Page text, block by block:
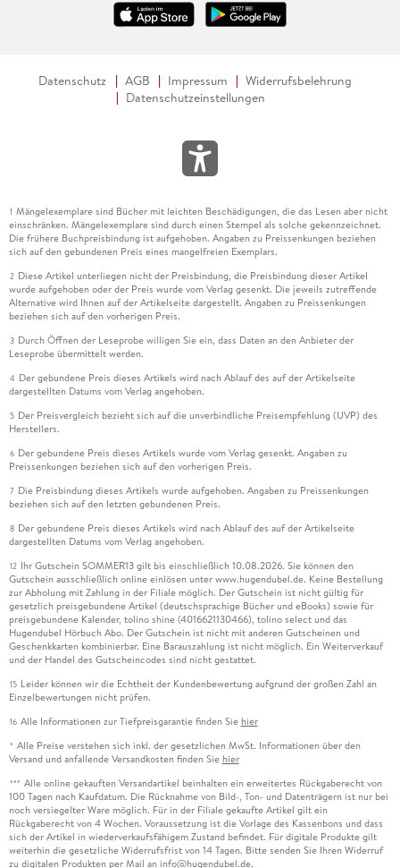
Datenschutz AGB Impressum
Widerrufsbelehrung
Datenschutzeinstellungen
1 Mängelexemplare sind Bücher mit leichten Beschädigungen, die das Lesen aber nicht
einschränken. Mängelexemplare sind durch einen Stempel als solche gekennzeichnet.
Die frühere Buchpreisbindung ist aufgehoben. Angaben zu Preissenkungen beziehen
sich auf den gebundenen Preis eines mangelfreien Exemplars.
2 Diese Artikel unterliegen nicht der Preisbindung, die Preisbindung dieser Artikel
wurde aufgehoben oder der Preis wurde vom Verlag gesenkt. Die jeweils zutreffende
Alternative wird Ihnen auf der Artikelseite dargestellt. Angaben zu Preissenkungen
beziehen sich auf den vorherigen Preis.
3 Durch Öffnen der Leseprobe willigen Sie ein, dass Daten an den Anbieter der
Leseprobe übermittelt werden.
4 Der gebundene Preis dieses Artikels wird nach Ablauf des auf der Artikelseite
dargestellten Datums vom Verlag angehoben.
5 Der Preisvergleich bezieht sich auf die unverbindliche Preisempfehlung (UVP) des
Herstellers.
6 Der gebundene Preis dieses Artikels wurde vom Verlag gesenkt. Angaben zu
Preissenkungen beziehen sich auf den vorherigen Preis.
7 Die Preisbindung dieses Artikels wurde aufgehoben. Angaben zu Preissenkungen
beziehen sich auf den letzten gebundenen Preis.
8 Der gebundene Preis dieses Artikels wird nach Ablauf des auf der Artikelseite
dargestellten Datums vom Verlag angehoben.
12 Ihr Gutschein SOMMER13 gilt bis einschließlich 10.08.2026. Sie können den
Gutschein ausschließlich online einlösen unter www.hugendubel.de. Keine Bestellung
zur Abholung mit Zahlung in der Filiale möglich. Der Gutschein ist nicht gültig für
gesetzlich preisgebundene Artikel (deutschsprachige Bücher und eBooks) sowie für
preisgebundene Kalender, tolino shine (4016621130466), tolino select und das
Hugendubel Hörbuch Abo. Der Gutschein ist nicht mit anderen Gutscheinen und
Geschenkkarten kombinierbar. Eine Barauszahlung ist nicht möglich. Ein Weiterverkauf
und der Handel des Gutscheincodes sind nicht gestattet.
15 Leider können wir die Echtheit der Kundenbewertung aufgrund der großen Zahl an
Einzelbewertungen nicht prüfen.
16 Alle Informationen zur Tiefpreisgarantie finden Sie hier
* Alle Preise verstehen sich inkl. der gesetzlichen MwSt. Informationen über den
Versand und anfallende Versandkosten finden Sie hier
*** Alle online gekauften Versandartikel beinhalten ein erweitertes Rückgaberecht von
100 Tagen nach Kaufdatum. Die Rücknahme von Bild-, Ton- und Datenträgern ist nur bei
noch versiegelter Ware möglich. Für in der Filiale gekaufte Artikel gilt ein
Rückgaberecht von 4 Wochen. Voraussetzung ist die Vorlage des Kassenbons und dass
sich der Artikel in wiederverkaufsfähigem Zustand befindet. Für digitale Produkte gilt
weiterhin die gesetzliche Widerrufsfrist von 14 Tagen. Bitte senden Sie Ihren Widerruf
zu digitalen Produkten per Mail an info@hugendubel.de.